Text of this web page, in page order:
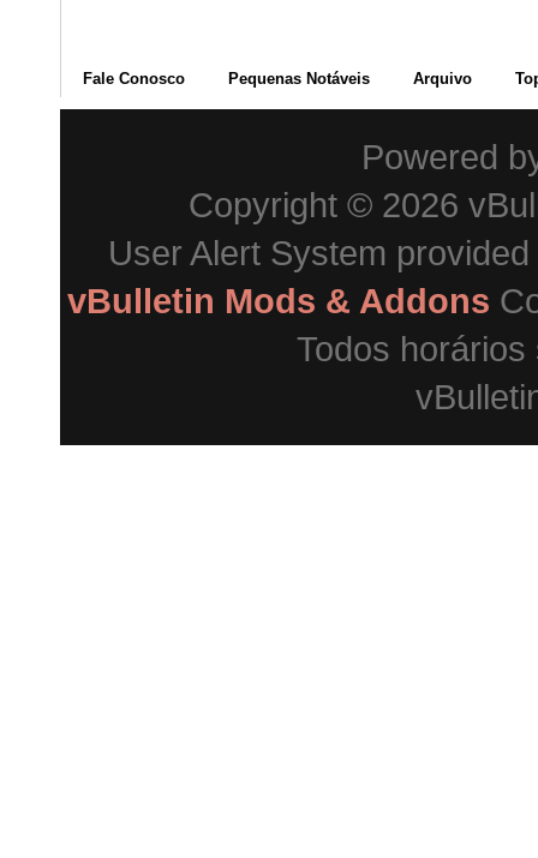
Fale Conosco Pequenas Notáveis Arquivo
Powered
Copyright © 2026
User Alert System
vBulletin Mods & Addons
Todos